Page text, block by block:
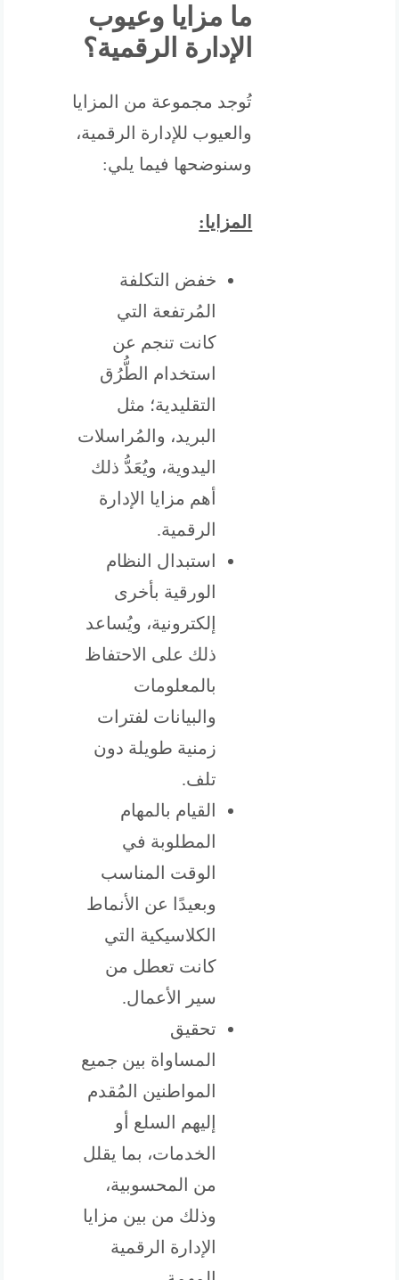
ما مزايا وعيوب
الإدارة الرقمية؟
تُوجد مجموعة من المزايا
والعيوب للإدارة الرقمية،
وسنوضحها فيما يلي:
المزايا:
خفض التكلفة
المُرتفعة التي
كانت تنجم عن
استخدام الطُّرُق
التقليدية؛ مثل
البريد، والمُراسلات
اليدوية، ويُعَدُّ ذلك
أهم مزايا الإدارة
الرقمية.
استبدال النظام
الورقية بأخرى
إلكترونية، ويُساعد
ذلك على الاحتفاظ
بالمعلومات
والبيانات لفترات
زمنية طويلة دون
تلف.
القيام بالمهام
المطلوبة في
الوقت المناسب
وبعيدًا عن الأنماط
الكلاسيكية التي
كانت تعطل من
سير الأعمال.
تحقيق
المساواة بين جميع
المواطنين المُقدم
إليهم السلع أو
الخدمات، بما يقلل
من المحسوبية،
وذلك من بين مزايا
الإدارة الرقمية